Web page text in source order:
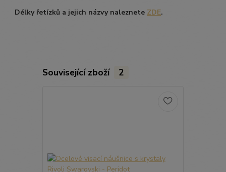
Délky řetízků a jejich názvy naleznete ZDE.
Související zboží 2